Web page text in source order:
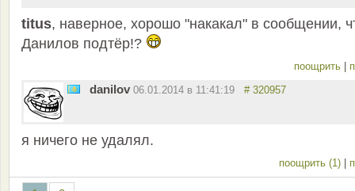
titus, наверное, хорошо "накакал" в сообщении,
Данилов подтёр!?
поощрить
danilov 06.01.2014 в 11:41:19 # 320957
я ничего не удалял.
поощрить (1)